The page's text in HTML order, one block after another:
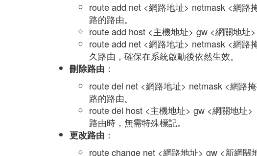
route add net <網路地址> netmask <網路
路的路由。
route add host <主機地址> gw <網關地址
route add net <網路地址> netmask <網路
久路由，確保在系統啟動後依然生效。
刪除路由 ：
route del net <網路地址> netmask <網路
路的路由。
route del host <主機地址> gw <網關地址
路由時，無需特殊標記。
更改路由 ：
route change net <網路地址> gw <新網關